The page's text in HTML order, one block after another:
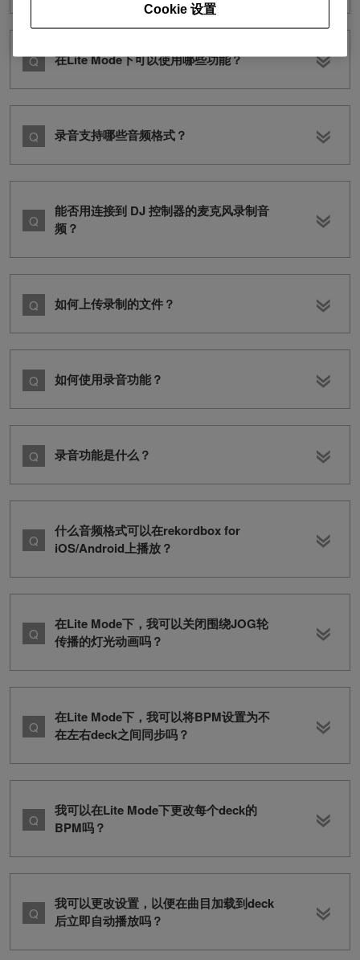
在Lite Mode下可以使用哪些功能？
录音支持哪些音频格式？
能否用连接到 DJ 控制器的麦克风录制音
频？
如何上传录制的文件？
如何使用录音功能？
录音功能是什么？
什么音频格式可以在rekordbox for
iOS/Android上播放？
在Lite Mode下，我可以关闭围绕JOG轮
传播的灯光动画吗？
在Lite Mode下，我可以将BPM设置为不
在左右deck之间同步吗？
我可以在Lite Mode下更改每个deck的
BPM吗？
我可以更改设置，以便在曲目加载到deck
后立即自动播放吗？
Cookie 设置